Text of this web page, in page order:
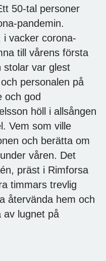
50-tal personer
pandemin.
i vacker corona-
till vårens första
stolar var glest
personalen på
och god
höll i allsången
Vem som ville
och berätta om
våren. Det
präst i Rimforsa
timmars trevlig
återvända hem och
av lugnet på